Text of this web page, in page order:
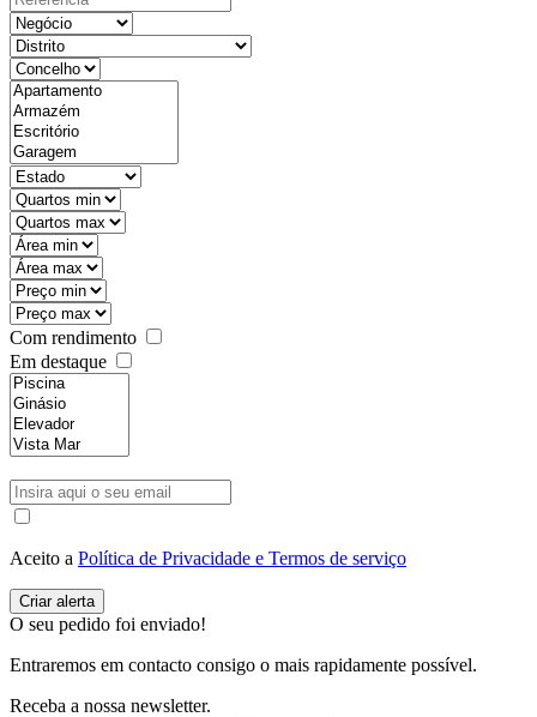
Com rendimento
Em destaque
Aceito a Política de Privacidade e Termos de serviço
O seu pedido foi enviado!
Entraremos em contacto consigo o mais rapidamente possível.
Receba a nossa newsletter.